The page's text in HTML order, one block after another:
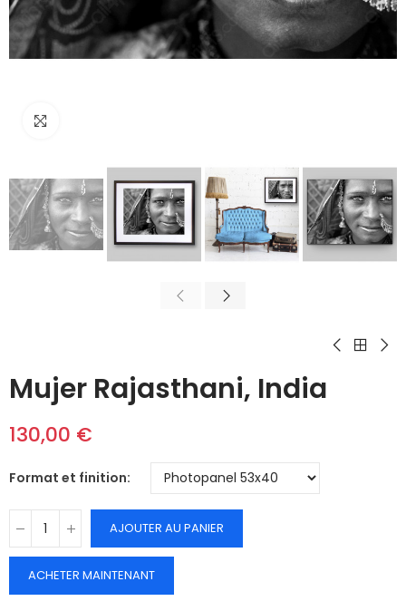
Mujer Rajasthani, India
130,00 €
Format et finition
AJOUTER AU PANIER
ACHETER MAINTENANT